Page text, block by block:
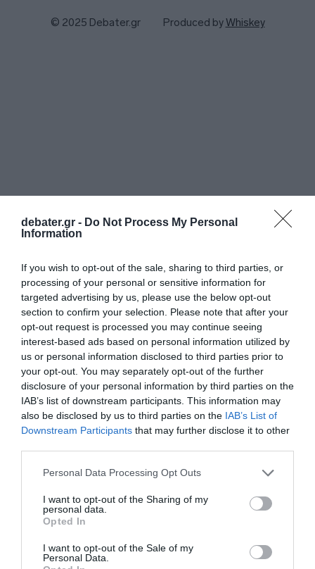
debater.gr - Do Not Process My Personal
Information
If you wish to opt-out of the sale, sharing to third parties, or
processing of your personal or sensitive information for
targeted advertising by us, please use the below opt-out
section to confirm your selection. Please note that after your
opt-out request is processed you may continue seeing
interest-based ads based on personal information utilized by
us or personal information disclosed to third parties prior to
your opt-out. You may separately opt-out of the further
disclosure of your personal information by third parties on the
IAB’s list of downstream participants. This information may
also be disclosed by us to third parties on the IAB’s List of
Downstream Participants that may further disclose it to other
Please note that this website/app uses one or more Google
not limited to your visit or usage behaviour. You may click to
grant or deny consent to Google and its third-party tags to
use your data for below specified purposes in below Google
consent section.
Personal Data Processing Opt Outs
I want to opt-out of the Sharing of my
personal data.
Opted In
I want to opt-out of the Sale of my
Personal Data.
© 2025 Debater.gr Produced byWhiskey